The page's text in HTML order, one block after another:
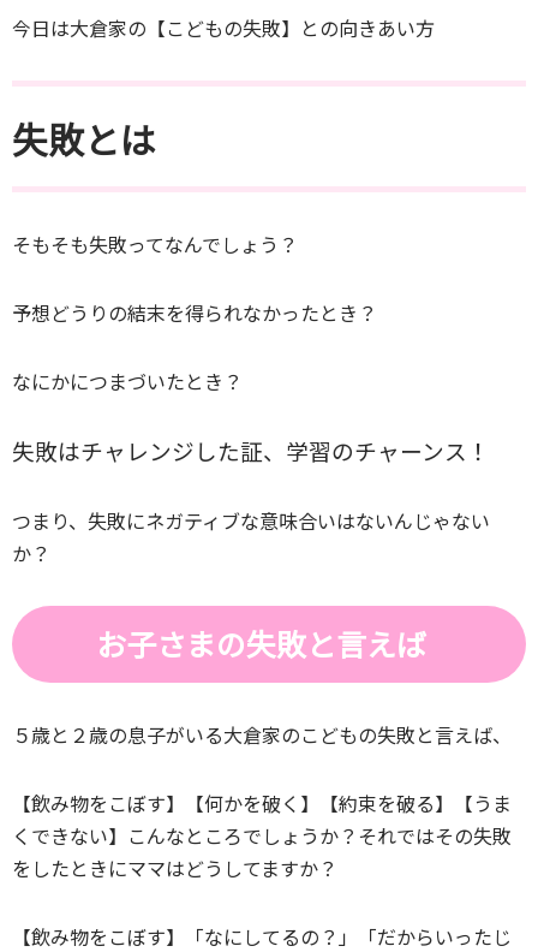
今日は大倉家の【こどもの失敗】との向きあい方
失敗とは
そもそも失敗ってなんでしょう？
予想どうりの結末を得られなかったとき？
なにかにつまづいたとき？
失敗はチャレンジした証、学習のチャーンス！
つまり、失敗にネガティブな意味合いはないんじゃない
か？
お子さまの失敗と言えば
５歳と２歳の息子がいる大倉家のこどもの失敗と言えば、
【飲み物をこぼす】【何かを破く】【約束を破る】【うま
くできない】こんなところでしょうか？それではその失敗
をしたときにママはどうしてますか？
【飲み物をこぼす】「なにしてるの？」「だからいったじ